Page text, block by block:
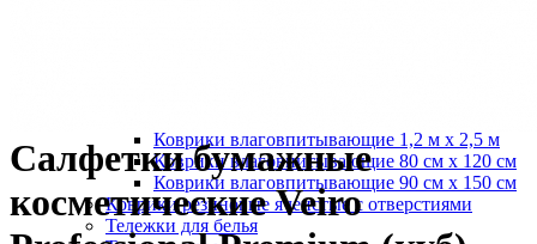
Коврики влаговпитывающие 1,2 м х 2,5 м
Коврики влаговпитывающие 80 см х 120 см
Коврики влаговпитывающие 90 см х 150 см
Коврики резиновые ячеистые с отверстиями
Тележки для белья
Салфетки бумажные
косметические Veiro